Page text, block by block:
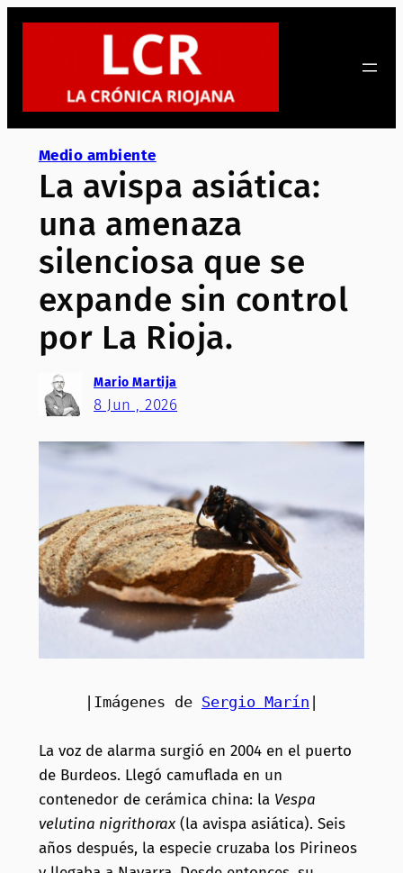
Saltar
Medio ambiente
La avispa asiática:
una amenaza
silenciosa que se
expande sin control
por La Rioja.
Mario Martija
8 Jun , 2026
|Imágenes de Sergio Marín |
La voz de alarma surgió en 2004 en el puerto
de Burdeos. Llegó camuflada en un
contenedor de cerámica china: la Vespa
velutina nigrithorax(la avispa asiática). Seis
años después, la especie cruzaba los Pirineos